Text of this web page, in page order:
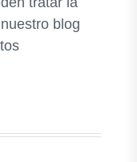
blog